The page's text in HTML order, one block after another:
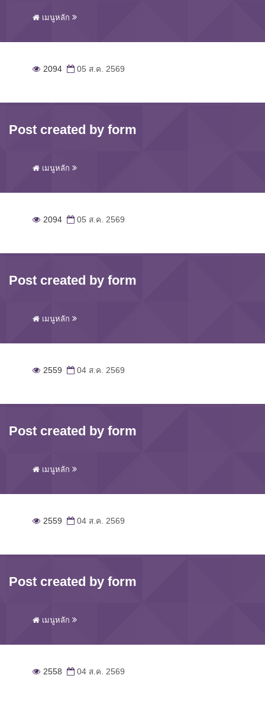
เมนูหลัก
2094 05 ส.ค. 2569
Post created by form
เมนูหลัก
2094 05 ส.ค. 2569
Post created by form
เมนูหลัก
2559 04 ส.ค. 2569
Post created by form
เมนูหลัก
2559 04 ส.ค. 2569
Post created by form
เมนูหลัก
2558 04 ส.ค. 2569